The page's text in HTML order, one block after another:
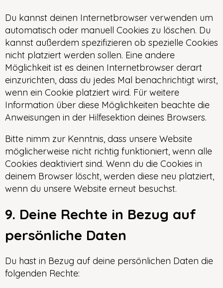
Du kannst deinen Internetbrowser verwenden um
automatisch oder manuell Cookies zu löschen. Du
kannst außerdem spezifizieren ob spezielle Cookies
nicht platziert werden sollen. Eine andere
Möglichkeit ist es deinen Internetbrowser derart
einzurichten, dass du jedes Mal benachrichtigt wirst,
wenn ein Cookie platziert wird. Für weitere
Information über diese Möglichkeiten beachte die
Anweisungen in der Hilfesektion deines Browsers.
Bitte nimm zur Kenntnis, dass unsere Website
möglicherweise nicht richtig funktioniert, wenn alle
Cookies deaktiviert sind. Wenn du die Cookies in
deinem Browser löscht, werden diese neu platziert,
wenn du unsere Website erneut besuchst.
9. Deine Rechte in Bezug auf
persönliche Daten
Du hast in Bezug auf deine persönlichen Daten die
folgenden Rechte: